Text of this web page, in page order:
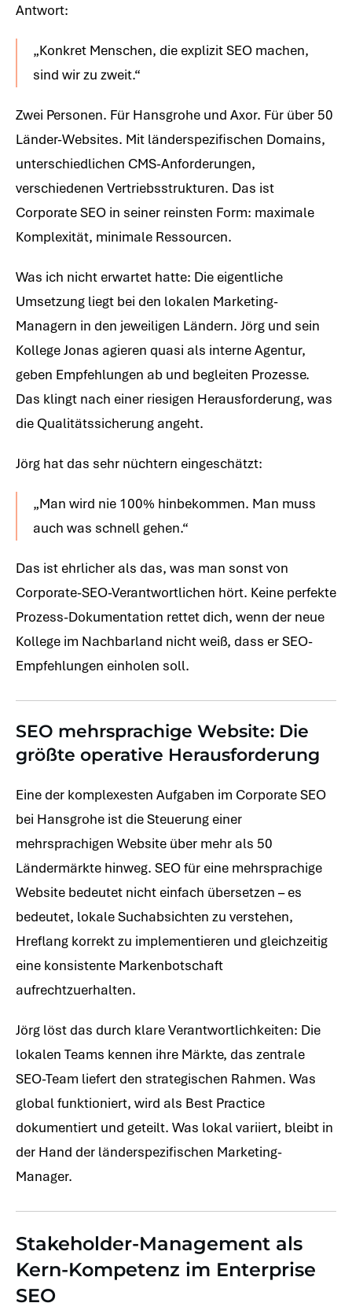
Antwort:
„Konkret Menschen, die explizit SEO machen,
sind wir zu zweit.“
Zwei Personen. Für Hansgrohe und Axor. Für über 50
Länder-Websites. Mit länderspezifischen Domains,
unterschiedlichen CMS-Anforderungen,
verschiedenen Vertriebsstrukturen. Das ist
Corporate SEO in seiner reinsten Form: maximale
Komplexität, minimale Ressourcen.
Was ich nicht erwartet hatte: Die eigentliche
Umsetzung liegt bei den lokalen Marketing-
Managern in den jeweiligen Ländern. Jörg und sein
Kollege Jonas agieren quasi als interne Agentur,
geben Empfehlungen ab und begleiten Prozesse.
Das klingt nach einer riesigen Herausforderung, was
die Qualitätssicherung angeht.
Jörg hat das sehr nüchtern eingeschätzt:
„Man wird nie 100% hinbekommen. Man muss
auch was schnell gehen.“
Das ist ehrlicher als das, was man sonst von
Corporate-SEO-Verantwortlichen hört. Keine perfekte
Prozess-Dokumentation rettet dich, wenn der neue
Kollege im Nachbarland nicht weiß, dass er SEO-
Empfehlungen einholen soll.
SEO mehrsprachige Website: Die
größte operative Herausforderung
Eine der komplexesten Aufgaben im Corporate SEO
bei Hansgrohe ist die Steuerung einer
mehrsprachigen Website über mehr als 50
Ländermärkte hinweg. SEO für eine mehrsprachige
Website bedeutet nicht einfach übersetzen – es
bedeutet, lokale Suchabsichten zu verstehen,
Hreflang korrekt zu implementieren und gleichzeitig
eine konsistente Markenbotschaft
aufrechtzuerhalten.
Jörg löst das durch klare Verantwortlichkeiten: Die
lokalen Teams kennen ihre Märkte, das zentrale
SEO-Team liefert den strategischen Rahmen. Was
global funktioniert, wird als Best Practice
dokumentiert und geteilt. Was lokal variiert, bleibt in
der Hand der länderspezifischen Marketing-
Manager.
Stakeholder-Management als
Kern-Kompetenz im Enterprise
SEO